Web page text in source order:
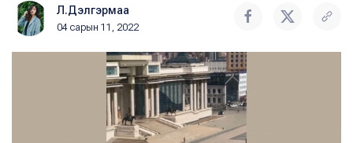
Л.Дэлгэрмаа
04 сарын 11, 2022